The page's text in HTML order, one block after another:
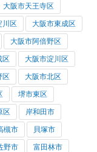
大阪市天王寺区
川区 大阪市東成区
大阪市阿倍野区
区 大阪市淀川区
区 大阪市北区
堺市東区
区 岸和田市
槻市 貝塚市
野市 富田林市